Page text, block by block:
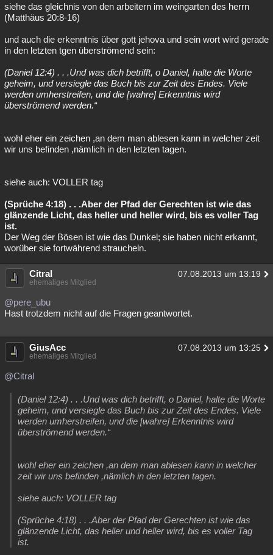
siehe das gleichnis von den arbeitern im weingarten des herrn
(Matthäus 20:8-16)
und auch die erkenntnis über gott jehova und sein wort wird gerade
in den letzten tgen überströmend sein:
(Daniel 12:4) . . .Und was dich betrifft, o Daniel, halte die Worte
geheim, und versiegle das Buch bis zur Zeit des Endes. Viele
werden umherstreifen, und die [wahre] Erkenntnis wird
überströmend werden.“
wohl eher ein zeichen ,an dem man ablesen kann in welcher zeit
wir uns befinden ,nämlich in den letzten tagen.
siehe auch: VOLLER tag
(Sprüche 4:18) . . .Aber der Pfad der Gerechten ist wie das
glänzende Licht, das heller und heller wird, bis es voller Tag
ist.
Der Weg der Bösen ist wie das Dunkel; sie haben nicht erkannt,
worüber sie fortwährend straucheln.
Citral 07.08.2013 um 13:19
ehemaliges Mitglied
@pere_ubu
Hast trotzdem nicht auf die Fragen geantwortet.
GiusAcc 07.08.2013 um 13:25
ehemaliges Mitglied
@Citral
(Daniel 12:4) . . .Und was dich betrifft, o Daniel, halte die Worte
geheim, und versiegle das Buch bis zur Zeit des Endes. Viele
werden umherstreifen, und die [wahre] Erkenntnis wird
überströmend werden.“
wohl eher ein zeichen ,an dem man ablesen kann in welcher
zeit wir uns befinden ,nämlich in den letzten tagen.
siehe auch: VOLLER tag
(Sprüche 4:18) . . .Aber der Pfad der Gerechten ist wie das
glänzende Licht, das heller und heller wird, bis es voller Tag
ist.